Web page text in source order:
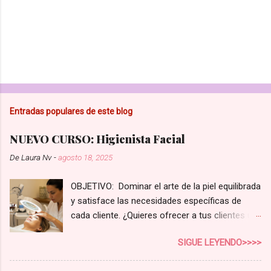
Entradas populares de este blog
NUEVO CURSO: Higienista Facial
DeLaura Nv -agosto 18, 2025
OBJETIVO: Dominar el arte de la piel equilibrada
y satisface las necesidades específicas de
cada cliente. ¿Quieres ofrecer a tus clientes un
la diferencia? En el competitivo mundo de la
estética, no basta con una limpieza superficial.
SIGUE LEYENDO>>>>